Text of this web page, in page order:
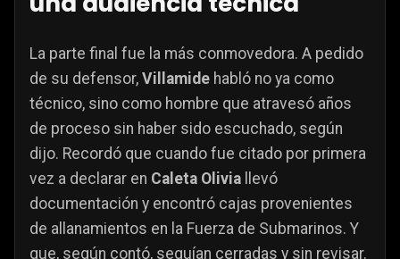
La parte final fue la más conmovedora. A pedido
de su defensor, Villamide habló no ya como
técnico, sino como hombre que atravesó años
de proceso sin haber sido escuchado, según
dijo. Recordó que cuando fue citado por primera
vez a declarar en Caleta Olivia llevó
documentación y encontró cajas provenientes
de allanamientos en la Fuerza de Submarinos. Y
que, según contó, seguían cerradas y sin revisar.